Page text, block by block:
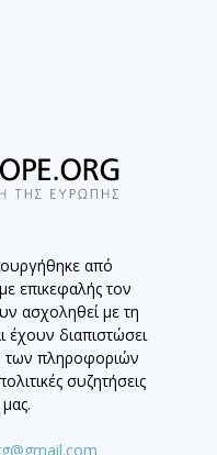
από
επικεφαλής τον
ασχοληθεί με τη
έχουν διαπιστώσει
των πληροφοριών
συζητήσεις